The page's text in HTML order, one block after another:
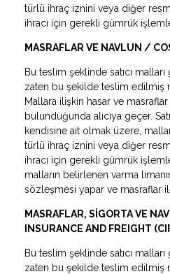
türlü ihraç iznini veya diğer
ihracı için gerekli gümrük
MASRAFLAR VE NAVLUN /
Bu teslim şeklinde satıcı
zaten bu şekilde teslim edilmiş
Mallara ilişkin hasar ve
bulunduğunda alıcıya geçer.
kendisine ait olmak üzere,
türlü ihraç iznini veya diğer
ihracı için gerekli gümrük
malların belirlenen varma
sözleşmesi yapar ve masraflar
MASRAFLAR, SİGORTA VE
INSURANCE AND FREIGHT
Bu teslim şeklinde satıcı
zaten bu şekilde teslim edilmiş